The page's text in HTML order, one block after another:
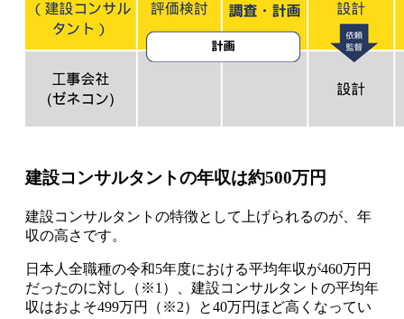
建設コンサルタントの年収は約500万円
建設コンサルタントの特徴として上げられるのが、 年
収の高さ です。
日本人全職種の令和5年度における平均年収が460万円
だったのに対し（※1）、建設コンサルタントの平均年
収はおよそ499万円
（※2）と40万円ほど高くなってい